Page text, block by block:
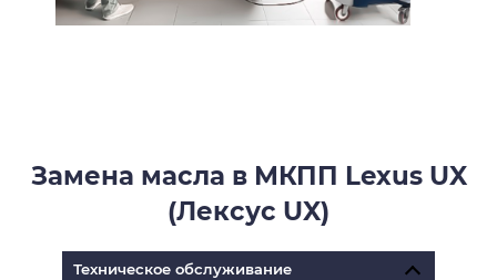
Замена масла в МКПП Lexus UX
(Лексус UX)
Техническое обслуживание